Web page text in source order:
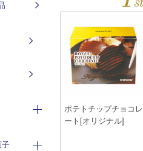
ポテトチップチョコレ
ート[オリジナル]
子